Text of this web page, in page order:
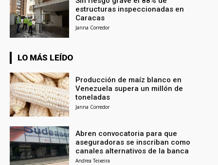
estructuras inspeccionadas en
Caracas
Janna Corredor
LO MÁS LEÍDO
Producción de maíz blanco en
Venezuela supera un millón de
toneladas
Janna Corredor
Abren convocatoria para que
aseguradoras se inscriban como
canales alternativos de la banca
Andrea Teixeira